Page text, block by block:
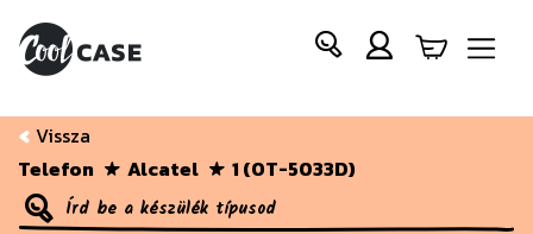
Vissza
Telefon
Alcatel 1 (OT-5033D)